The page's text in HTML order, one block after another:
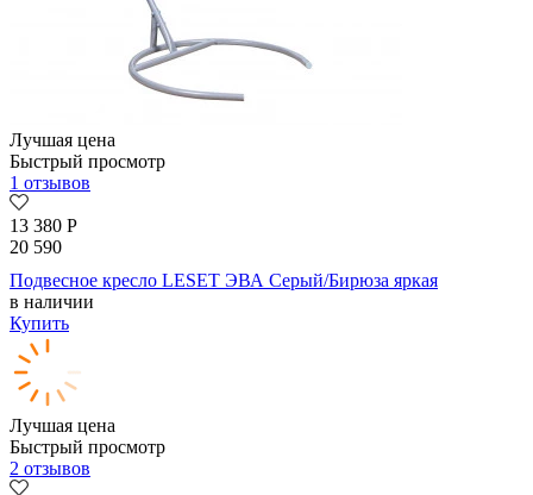
Лучшая цена
Быстрый просмотр
1 отзывов
13 380 Р
20 590
Подвесное кресло LESET ЭВА Серый/Бирюза яркая
в наличии
Купить
Лучшая цена
Быстрый просмотр
2 отзывов